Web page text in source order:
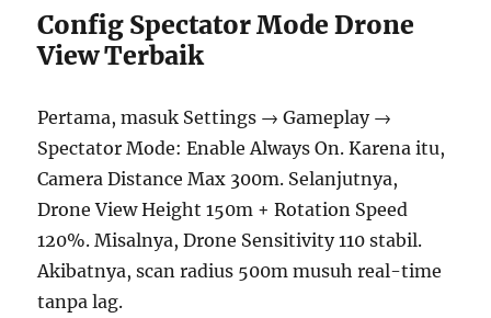
Config Spectator Mode Drone
View Terbaik
Pertama, masuk Settings → Gameplay →
Spectator Mode: Enable Always On. Karena itu,
Camera Distance Max 300m. Selanjutnya,
Drone View Height 150m + Rotation Speed
120%. Misalnya, Drone Sensitivity 110 stabil.
Akibatnya, scan radius 500m musuh real-time
tanpa lag.